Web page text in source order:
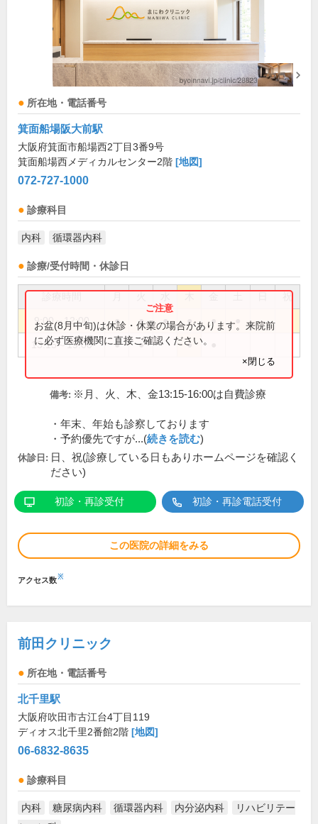
所在地・電話番号
箕面船場阪大前駅
大阪府箕面市船場西2丁目3番9号
箕面船場西メディカルセンター2階 [地図]
072-727-1000
診療科目
内科 循環器内科
診療/受付時間・休診日
祝
9:00～12:00 ● ● ● ● ●
13:15～19:00 ● ● ●
お盆(8月中旬)は休診・休業の場合があります。来院前
に必ず医療機関に直接ご確認ください。
×閉じる
備考: ※月、火、木、金13:15-16:00は自費診療
・年末、年始も診察しております
・予約優先ですが...(続きを読む)
休診日: 日、祝(診療している日もありホームページを確認く
ださい)
初診・再診受付 初診・再診電話受付
この医院の詳細をみる
アクセス数※
前田クリニック
所在地・電話番号
北千里駅
大阪府吹田市古江台4丁目119
ディオス北千里2番館2階 [地図]
06-6832-8635
診療科目
内科 糖尿病内科 循環器内科 内分泌内科
リハビリテー